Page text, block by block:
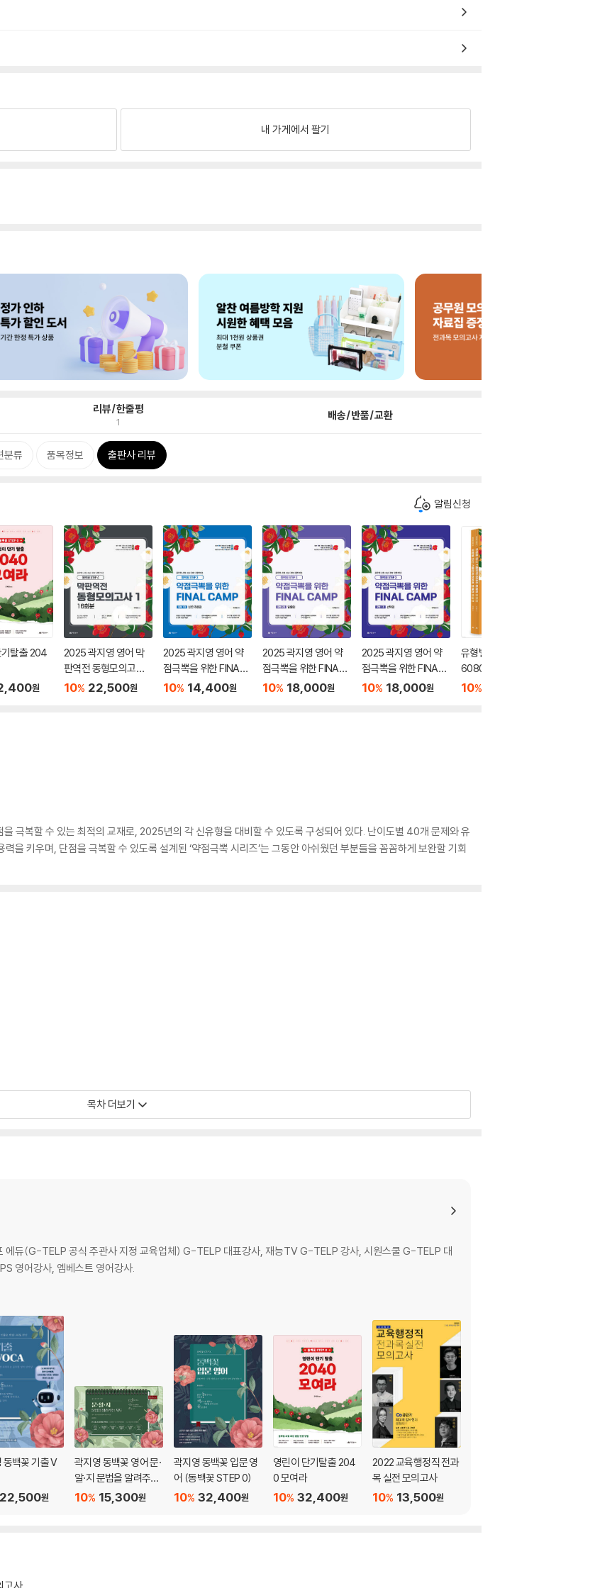
내 가게에서 팔기
리뷰/한줄평
1 배송/반품/교환
분류 품목정보 출판사 리뷰
알림신청
기탈출 204
원
2025 곽지영 영어 막
판역전 동형모의고사 1
16회분
10% 22,500원
2025 곽지영 영어 약
점극뽁을 위한 FINAL
CAMP 독해 1 빈칸 추
10% 14,400원
2025 곽지영 영어 약
점극뽁을 위한 FINAL
CAMP 문법 2 밑줄형
10% 18,000원
2025 곽지영 영어 약
점극뽁을 위한 FINAL
CAMP 문법 1 선택형
10% 18,000원
유형별 최신 기출문제
6080 모여라! 문제편
+해설편 세트
10%
을 극복할 수 있는 최적의 교재로, 2025년의 각 신유형을 대비할 수 있도록 구성되어 있다. 난이도별 40개 문제와 유
을 키우며, 단점을 극복할 수 있도록 설계된 ‘약점극뽁 시리즈’는 그동안 아쉬웠던 부분들을 꼼꼼하게 보완할 기회
목차 더보기
에듀(G-TELP 공식 주관사 지정 교육업체) G-TELP 대표강사, 재능TV G-TELP 강사, 시원스쿨 G-TELP 대
영어강사, 엠베스트 영어강사.
동백꽃 기출 V
22,500원
곽지영 동백꽃 영어 문·
알·지 문법을 알려주는
지도 15,300원
10%
곽지영 동백꽃 입문 영
어 (동백꽃 STEP 0)
32,400원
10%
영린이 단기탈출 204
0 모여라
32,400원
10%
2022 교육행정직 전과
목 실전 모의고사
13,500원
10%